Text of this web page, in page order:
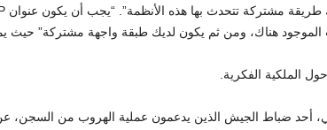
هناك، ومن ثم يكون لديك طبقة واجهة مشتركة” حيث
الملكية الفكرية.
أحد ضباط الجيش الذين يدعمون عملية الهروب من السجن،